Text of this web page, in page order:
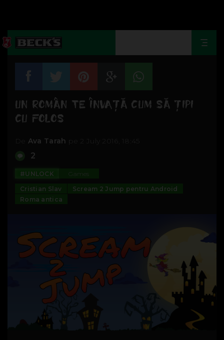
UN ROMÂN TE ÎNVAŢĂ CUM SĂ ŢIPI
CU FOLOS
Ava Tarah pe 2 July 2016, 18:45
2
#UNLOCK
Games
Cristian Slav
Scream 2 Jump pentru Android
Roma antica